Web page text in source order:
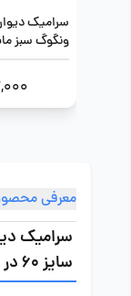
سرامیک
در 120
معرفی
سرامیک
سایز 60 در 120